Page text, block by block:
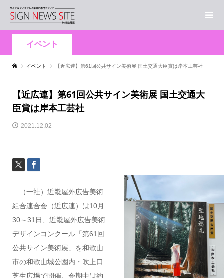
イベント
イベント 【近広連】第61回公共サイン美術展 国土交通大臣賞は岸本工芸社
【近広連】第61回公共サイン美術展 国土交通大
臣賞は岸本工芸社
2021.12.02
（一社）近畿屋外広告美術
組合連合会（近広連）は10月
30～31日、近畿屋外広告美術
デザインコンクール「第61回
公共サイン美術展」を和歌山
市の和歌山城公園内・吹上口
芝生広場で開催。会期中は約